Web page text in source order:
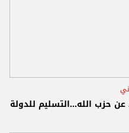
حزب الله...التسليم للدولة